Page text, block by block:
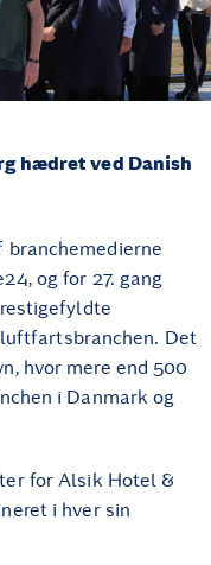
hædret ved Danish
branchemedierne
og for 27. gang
Det
hvor mere end 500
i Danmark og
for Alsik Hotel &
i hver sin